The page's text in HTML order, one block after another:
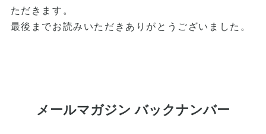
ただきます。
最後までお読みいただきありがとうございました。
メールマガジン バックナンバー